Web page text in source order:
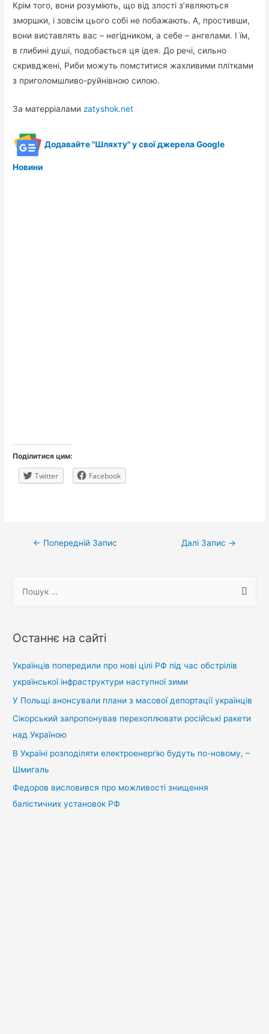
Крім того, вони розуміють, що від злості з’являються
зморшки, і зовсім цього собі не побажають. А, простивши,
вони виставлять вас – негідником, а себе – ангелами. І їм,
в глибині душі, подобається ця ідея. До речі, сильно
скривджені, Риби можуть помститися жахливими плітками
з приголомшливо-руйнівною силою.
За матерріаламиzatyshok.net
Додавайте "Шляхту" у свої джерела Google
Новини
Поділитися цим:
Twitter Facebook
Навігація
← Попередній Запис Далі Запис →
у
:
Останнє на сайті
Українців попередили про нові цілі РФ під час обстрілів
української інфраструктури наступної зими
У Польщі анонсували плани з масової депортації українців
Сікорський запропонував перехоплювати російські ракети
над Україною
В Україні розподіляти електроенергію будуть по-новому, –
Шмигаль
Федоров висловився про можливості знищення
балістичних установок РФ